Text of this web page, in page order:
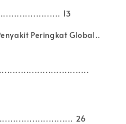
13
Peringkat Global..
26